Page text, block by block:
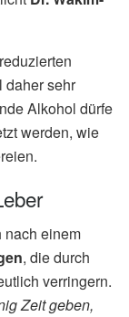
daher sehr
Alkohol dürfe
werden, wie
nach einem
, die durch
verringern.
Zeit geben,